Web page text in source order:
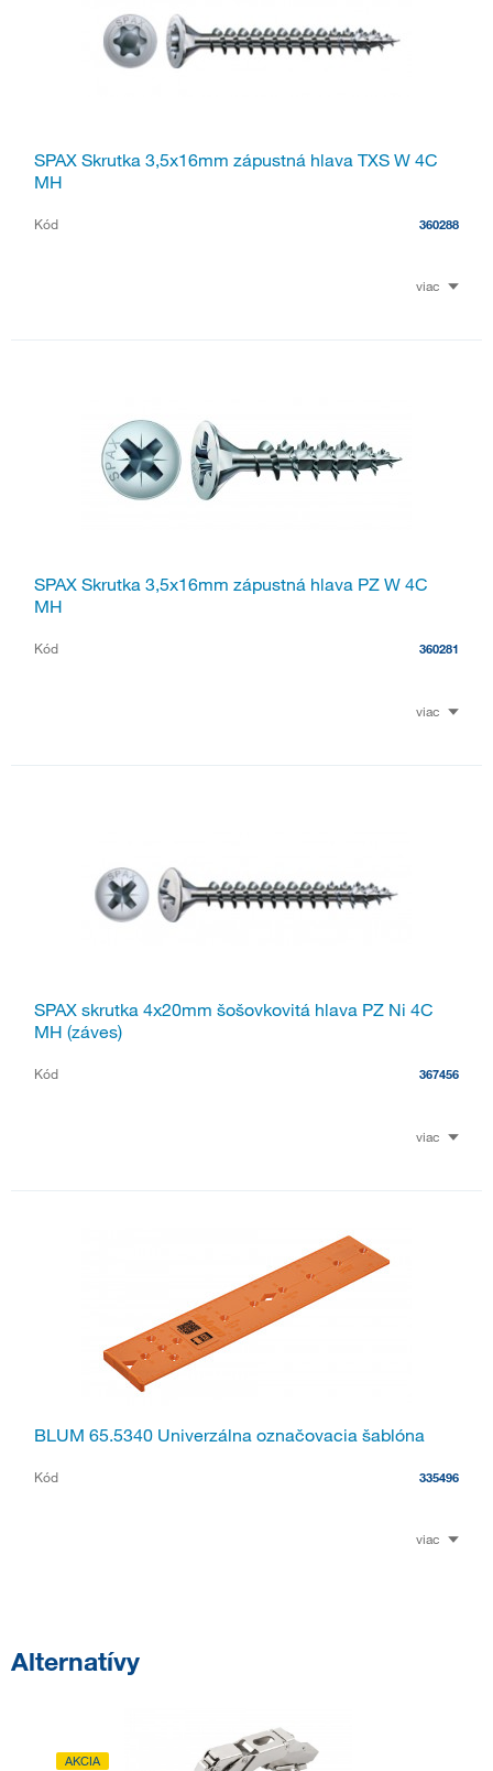
SPAX Skrutka 3,5x16mm zápustná hlava TXS W 4C
MH
Kód 360288
viac
SPAX Skrutka 3,5x16mm zápustná hlava PZ W 4C
MH
Kód 360281
viac
SPAX skrutka 4x20mm šošovkovitá hlava PZ Ni 4C
MH (záves)
Kód 367456
viac
BLUM 65.5340 Univerzálna označovacia šablóna
Kód 335496
viac
Alternatívy
AKCIA